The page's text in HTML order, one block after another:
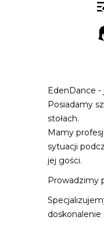
EdenDance -
Posiadamy
stołach.
Mamy
sytuacji
jej gości.
Prowadzimy